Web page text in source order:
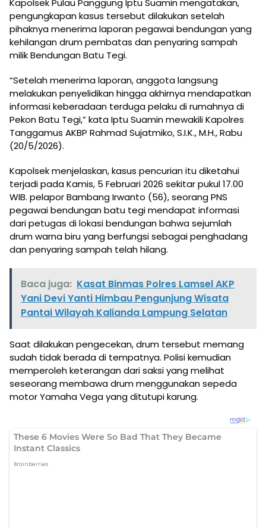
Kapolsek Pulau Panggung Iptu Suamin mengatakan,
pengungkapan kasus tersebut dilakukan setelah
pihaknya menerima laporan pegawai bendungan yang
kehilangan drum pembatas dan penyaring sampah
milik Bendungan Batu Tegi.
“Setelah menerima laporan, anggota langsung
melakukan penyelidikan hingga akhirnya mendapatkan
informasi keberadaan terduga pelaku di rumahnya di
Pekon Batu Tegi,” kata Iptu Suamin mewakili Kapolres
Tanggamus AKBP Rahmad Sujatmiko, S.I.K., M.H., Rabu
(20/5/2026).
Kapolsek menjelaskan, kasus pencurian itu diketahui
terjadi pada Kamis, 5 Februari 2026 sekitar pukul 17.00
WIB. pelapor Bambang Irwanto (56), seorang PNS
pegawai bendungan batu tegi mendapat informasi
dari petugas di lokasi bendungan bahwa sejumlah
drum warna biru yang berfungsi sebagai penghadang
dan penyaring sampah telah hilang.
Baca juga: Kasat Binmas Polres Lamsel AKP
Yani Devi Yanti Himbau Pengunjung Wisata
Pantai Wilayah Kalianda Lampung Selatan
Saat dilakukan pengecekan, drum tersebut memang
sudah tidak berada di tempatnya. Polisi kemudian
memperoleh keterangan dari saksi yang melihat
seseorang membawa drum menggunakan sepeda
motor Yamaha Vega yang ditutupi karung.